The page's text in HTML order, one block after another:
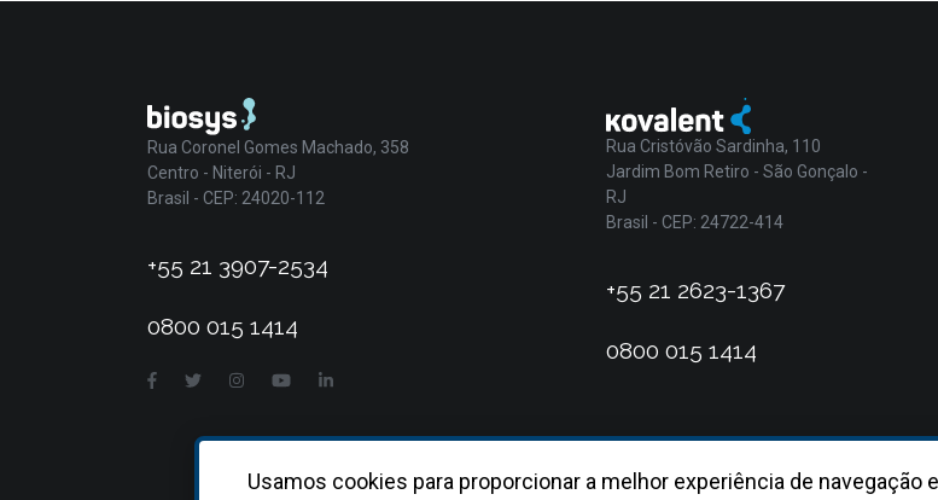
Rua Coronel Gomes Machado, 358
Centro - Niterói - RJ
Brasil - CEP: 24020-112
+55 21 3907-2534
0800 015 1414
Rua Cristóvão Sardinha, 110
Jardim Bom Retiro - São Gonçalo -
RJ
Brasil - CEP: 24722-414
+55 21 2623-1367
0800 015 1414
Usamos cookies para proporcionar a melhor experiência de navegação